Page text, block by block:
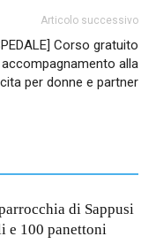
Articolo successivo
Corso gratuito
alla
per donne e partner
di Sappusi
e 100 panettoni